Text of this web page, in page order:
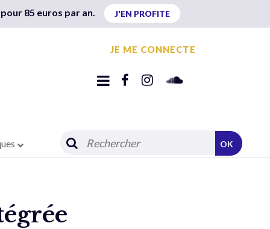
85 euros par an. J'EN PROFITE
JE ME CONNECTE
OK